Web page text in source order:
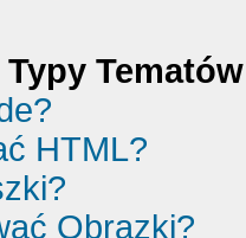
Tematów
HTML?
Obrazki?